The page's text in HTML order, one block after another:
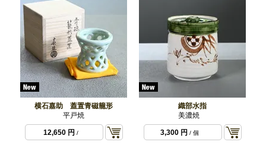
横石嘉助 蓋置青磁籠形
平戸焼
12,650 円 /
織部水指
美濃焼
3,300 円 / 個